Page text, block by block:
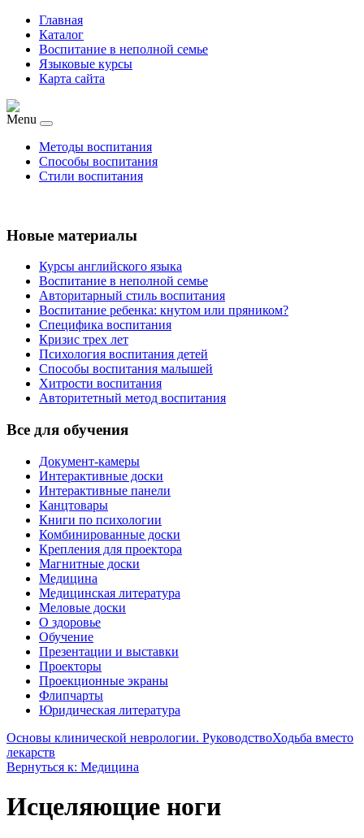
Главная
Каталог
Воспитание в неполной семье
Языковые курсы
Карта сайта
Menu
Методы воспитания
Способы воспитания
Стили воспитания
Новые материалы
Курсы английского языка
Воспитание в неполной семье
Авторитарный стиль воспитания
Воспитание ребенка: кнутом или пряником?
Специфика воспитания
Кризис трех лет
Психология воспитания детей
Способы воспитания малышей
Хитрости воспитания
Авторитетный метод воспитания
Все для обучения
Документ-камеры
Интерактивные доски
Интерактивные панели
Канцтовары
Книги по психологии
Комбинированные доски
Крепления для проектора
Магнитные доски
Медицина
Медицинская литература
Меловые доски
О здоровье
Обучение
Презентации и выставки
Проекторы
Проекционные экраны
Флипчарты
Юридическая литература
Основы клинической неврологии. РуководствоХодьба вместо
лекарств
Вернуться к: Медицина
Исцеляющие ноги